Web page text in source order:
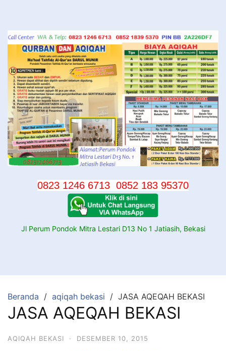
konten
0823 1246 6713 0852 183 95370
Jl Perum Pondok Mitra Lestari D13 No 1 Jatiasih, Bekasi
Beranda aqiqah bekasi JASA AQEQAH BEKASI
JASA AQEQAH BEKASI
AQIQAH BEKASI · DESEMBER 10, 2015